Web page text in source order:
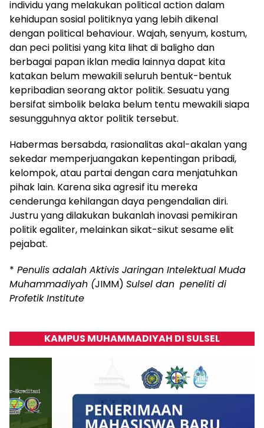
individu yang melakukan political action dalam
kehidupan sosial politiknya yang lebih dikenal
dengan political behaviour. Wajah, senyum, kostum,
dan peci politisi yang kita lihat di baligho dan
berbagai papan iklan media lainnya dapat kita
katakan belum mewakili seluruh bentuk-bentuk
kepribadian seorang aktor politik. Sesuatu yang
bersifat simbolik belaka belum tentu mewakili siapa
sesungguhnya aktor politik tersebut.
Habermas bersabda, rasionalitas akal-akalan yang
sekedar memperjuangakan kepentingan pribadi,
kelompok, atau partai dengan cara menjatuhkan
pihak lain. Karena sika agresif itu mereka
cenderunga kehilangan daya pengendalian diri.
Justru yang dilakukan bukanlah inovasi pemikiran
politik egaliter, melainkan sikat-sikut sesame elit
pejabat.
* Penulis adalah Aktivis Jaringan Intelektual Muda
Muhammadiyah (JIMM) Sulsel dan peneliti di
Profetik Institute
KAMPUS MUHAMMADIYAH DI SULSEL